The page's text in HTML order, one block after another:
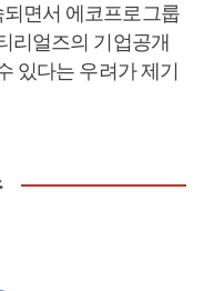
면서 에코프로그룹
리얼즈의 기업공개
있다는 우려가 제기